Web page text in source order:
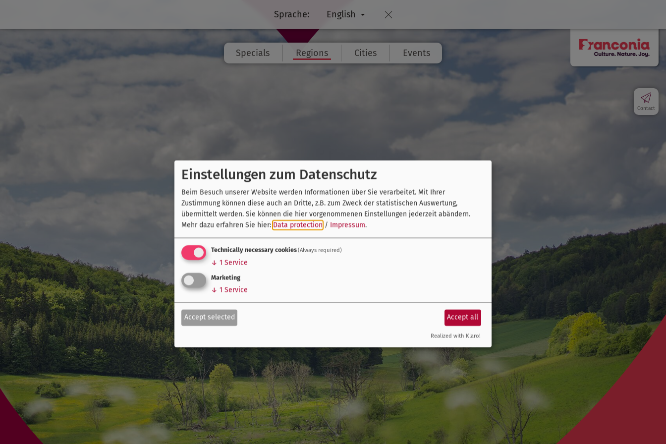
Sprache: English
Specials Regions Cities Events
Contact
Einstellungen zum Datenschutz
Beim Besuch unserer Website werden Informationen über Sie verarbeitet. Mit Ihrer
Zustimmung können diese auch an Dritte, z.B. zum Zweck der statistischen Auswertung,
übermittelt werden. Sie können die hier vorgenommenen Einstellungen jederzeit abändern.
Mehr dazu erfahren Sie hier: Data protection / Impressum.
Technically necessary cookies(Always required)
↓ 1 Service
Marketing
↓ 1 Service
Accept selected Accept all
Realized with Klaro!